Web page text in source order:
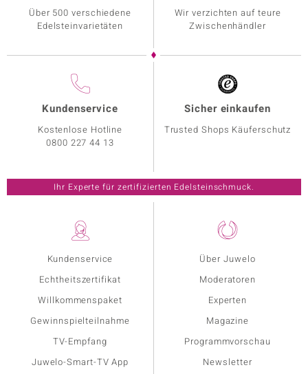
Kundenservice
Echtheitszertifikat
Willkommenspaket
Gewinnspielteilnahme
TV-Empfang
Juwelo-Smart-TV App
Über Juwelo
Moderatoren
Experten
Magazine
Programmvorschau
Newsletter
Über 500 verschiedene
Edelsteinvarietäten
Wir verzichten auf teure
Zwischenhändler
Kundenservice
Kostenlose Hotline
0800 227 44 13
Sicher einkaufen
Trusted Shops Käuferschutz
Ihr Experte für zertifizierten Edelsteinschmuck.